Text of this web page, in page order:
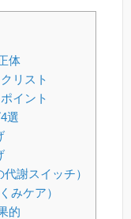
体
リスト
イント
選
謝スイッチ）
みケア）
的